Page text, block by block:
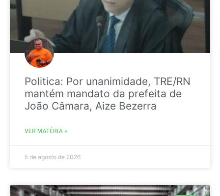
Politica: Por unanimidade, TRE/RN
mantém mandato da prefeita de
João Câmara, Aize Bezerra
VER MATÉRIA »
5 de agosto de 2026